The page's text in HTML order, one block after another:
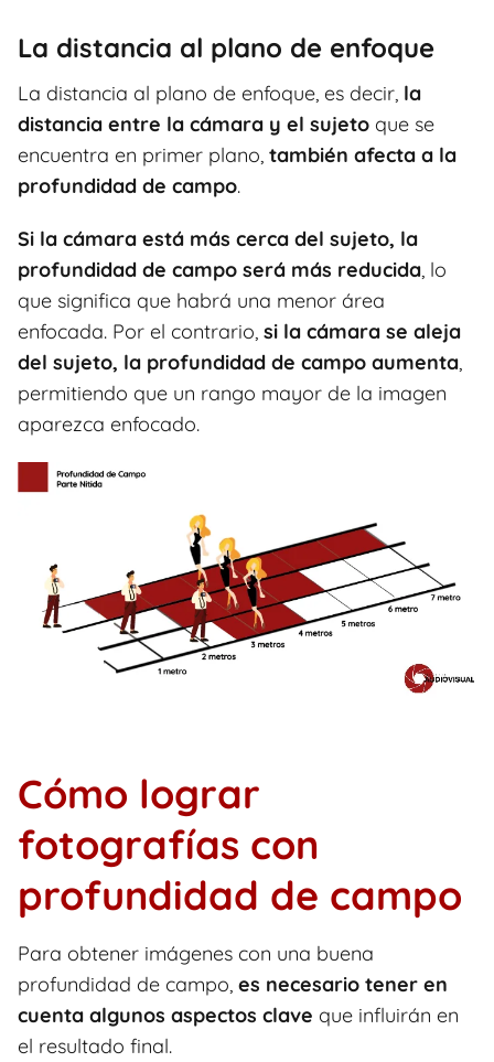
La distancia al plano de enfoque
La distancia al plano de enfoque, es decir, la
distancia entre la cámara y el sujeto que se
encuentra en primer plano, también afecta a la
profundidad de campo.
Si la cámara está más cerca del sujeto, la
profundidad de campo será más reducida, lo
que significa que habrá una menor área
enfocada. Por el contrario, si la cámara se aleja
del sujeto, la profundidad de campo aumenta,
permitiendo que un rango mayor de la imagen
aparezca enfocado.
Cómo lograr
fotografías con
profundidad de campo
Para obtener imágenes con una buena
profundidad de campo, es necesario tener en
cuenta algunos aspectos clave que influirán en
el resultado final.